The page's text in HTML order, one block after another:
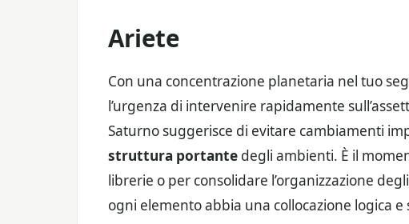
Ariete
Con una concentrazione planetaria nel tuo
l’urgenza di intervenire rapidamente
Saturno suggerisce di evitare cambiamenti
struttura portante degli ambienti. È il
librerie o per consolidare l’organizzazione
ogni elemento abbia una collocazione logica e